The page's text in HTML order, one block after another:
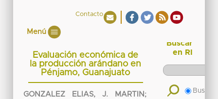
Contacto
Menú
Evaluación económica de
la producción arándano en
Pénjamo, Guanajuato
GONZALEZ ELIAS, J. MARTIN ;
Buscar
en RI
Buscar